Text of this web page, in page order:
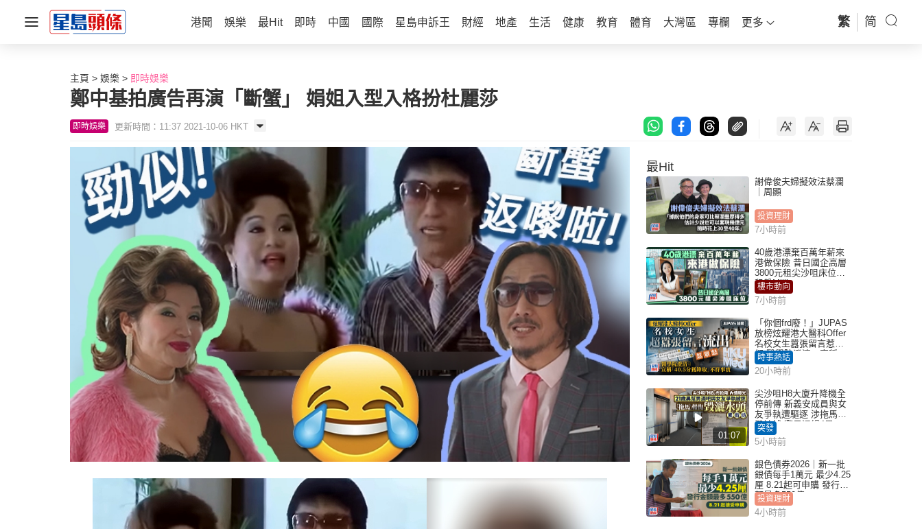
港聞 娛樂 最Hit 即時 中國 國際 星島申訴王 財經 地產 生活 健康 教育 體育 大灣區 專欄 更多 繁 简
主頁 娛樂 即時娛樂
鄭中基拍廣告再演「斷蟹」 娟姐入型入格扮杜麗莎
即時娛樂 更新時間：11:37 2021-10-06 HKT
最Hit
謝偉俊夫婦擬效法蔡瀾
｜周顯
投資理財
7小時前
40歲港漂棄百萬年薪來
港做保險 昔日國企高層
3800元租尖沙咀床位｜
租盤Million
樓市動向
7小時前
「你個frd廢！」JUPAS
放榜炫耀港大醫科Offer
名校女生囂張留言惹眾
怒 醫學院澄清：宣稱
「40.5分獲錄取」不符事
實｜Juicy叮
時事熱話
20小時前
01:07
尖沙咀H8大廈升降機全
停前傳 新義安成員與女
友爭執遭驅逐 涉拖馬刑
毀被捕 警另通緝4男
突發
5小時前
銀色債券2026｜新一批
銀債每手1萬元 最少4.25
厘 8.21起可申購 發行金
額最多550億
投資理財
4小時前